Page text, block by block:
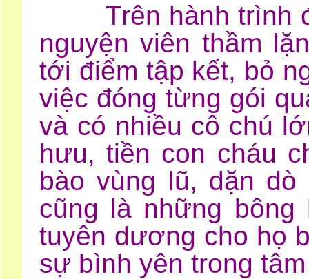
Trên hành trình
nguyện viên thầm
tới điểm tập kết, bỏ
việc đóng từng gói
và có nhiều cô chú
hưu, tiền con cháu
bào vùng lũ, dặn
cũng là những bông
tuyên dương cho họ
sự bình yên trong